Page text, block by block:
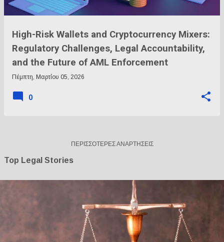
High-Risk Wallets and Cryptocurrency Mixers:
Regulatory Challenges, Legal Accountability,
and the Future of AML Enforcement
Πέμπτη, Μαρτίου 05, 2026
0
ΠΕΡΙΣΣΌΤΕΡΕΣ ΑΝΑΡΤΉΣΕΙΣ
Top Legal Stories